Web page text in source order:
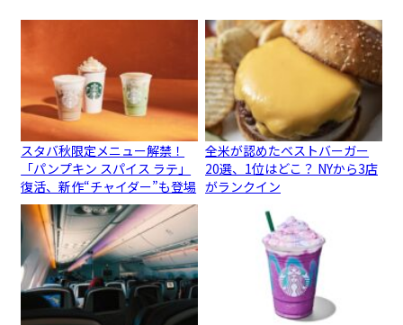
スタバ秋限定メニュー解禁！
「パンプキン スパイス ラテ」
復活、新作“チャイダー”も登場
全米が認めたベストバーガー
20選、1位はどこ？ NYから3店
がランクイン